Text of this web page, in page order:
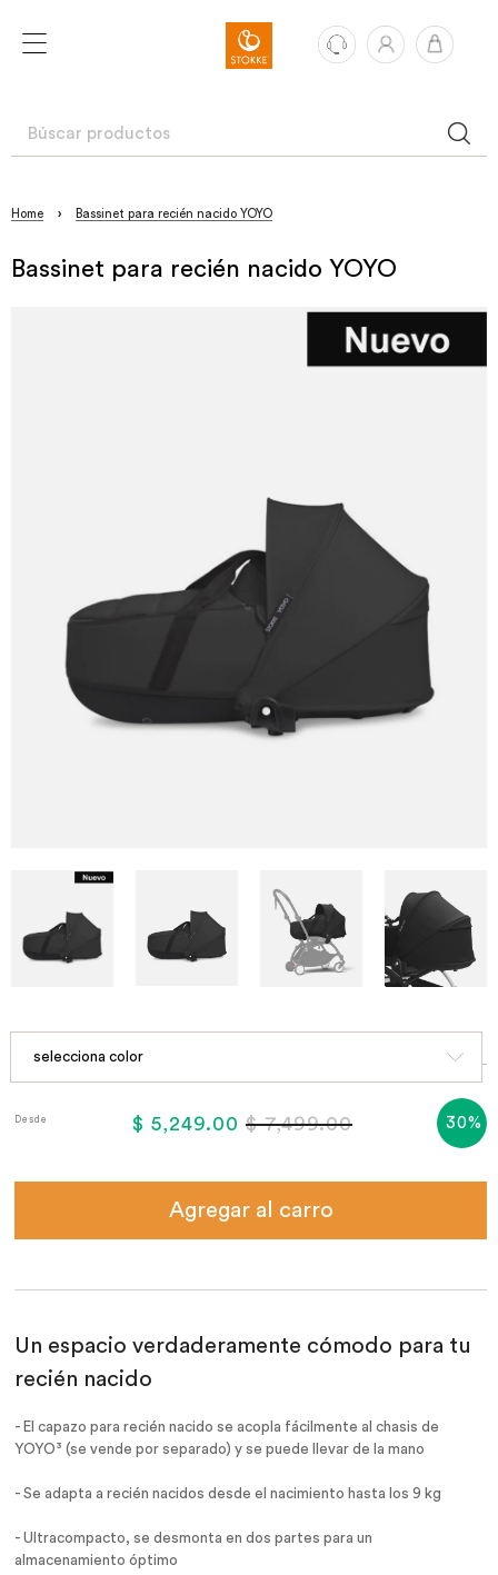
Home › Bassinet para recién nacido YOYO
Bassinet para recién nacido YOYO
Desde $ 5,249.00$ 7,499.00 30%
Agregar al carro
Un espacio verdaderamente cómodo para tu
recién nacido
- El capazo para recién nacido se acopla fácilmente al chasis de
YOYO³ (se vende por separado) y se puede llevar de la mano
- Se adapta a recién nacidos desde el nacimiento hasta los 9 kg
- Ultracompacto, se desmonta en dos partes para un
almacenamiento óptimo